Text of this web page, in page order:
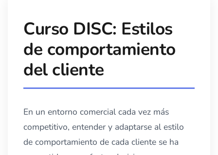
Curso DISC: Estilos
de comportamiento
del cliente
En un entorno comercial cada vez más
competitivo, entender y adaptarse al estilo
de comportamiento de cada cliente se ha